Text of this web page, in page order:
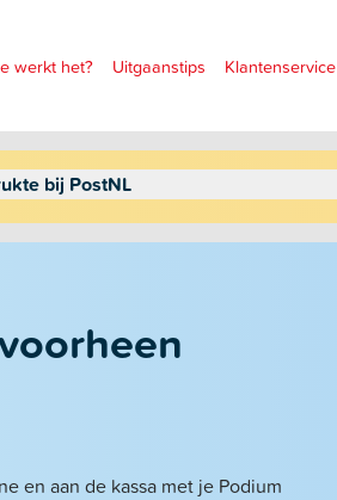
werkt het? Uitgaanstips Klantenservice
bij PostNL
en aan de kassa met je Podium